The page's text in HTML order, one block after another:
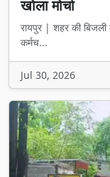
खोला मोर्चा
रायपुर | शहर की
कर्मच...
Jul 30, 2026